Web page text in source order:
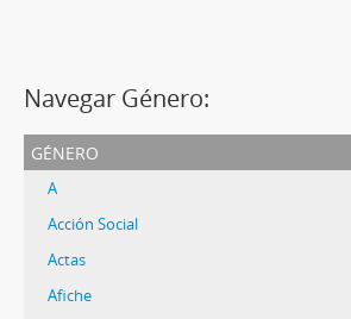
Navegar Género:
género
A
Acción Social
Actas
Afiche